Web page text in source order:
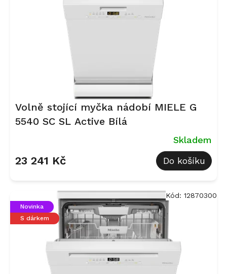
Volně stojící myčka nádobí MIELE G
5540 SC SL Active Bílá
Skladem
23 241 Kč Do košíku
Novinka
S dárkem
Kód: 12870300